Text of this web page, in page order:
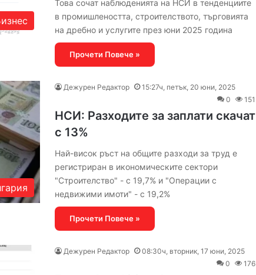
Това сочат наблюденията на НСИ в тенденциите
в промишлеността, строителството, търговията
на дребно и услугите през юни 2025 година
Прочети Повече »
Дежурен Редактор
15:27ч, петък, 20 юни, 2025
0
151
НСИ: Разходите за заплати скачат
с 13%
Най-висок ръст на общите разходи за труд е
регистриран в икономическите сектори
"Строителство" - с 19,7% и "Операции с
недвижими имоти" - с 19,2%
Прочети Повече »
Дежурен Редактор
08:30ч, вторник, 17 юни, 2025
0
176